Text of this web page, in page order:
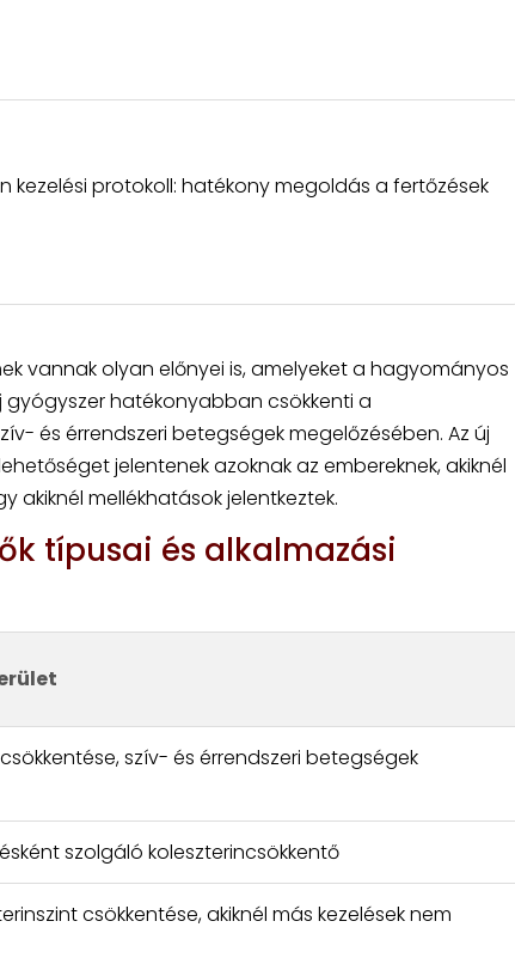
kezelési protokoll: hatékony megoldás a fertőzések
vannak olyan előnyei is, amelyeket a hagyományos
hatékonyabban csökkenti a
és érrendszeri betegségek megelőzésében. Az új
jelentenek azoknak az embereknek, akiknél
mellékhatások jelentkeztek.
típusai és alkalmazási
szív- és érrendszeri betegségek
szolgáló koleszterincsökkentő
csökkentése, akiknél más kezelések nem